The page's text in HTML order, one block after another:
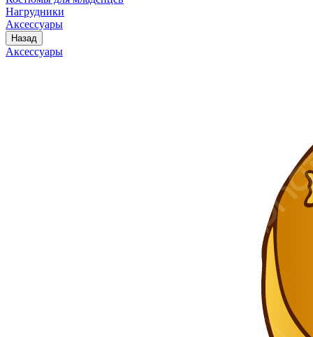
Нагрудники
Аксессуары
Назад
Аксессуары